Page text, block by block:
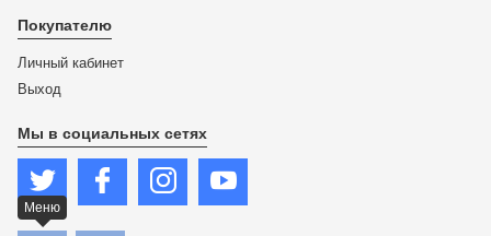
Покупателю
Личный кабинет
Выход
Мы в социальных сетях
Меню